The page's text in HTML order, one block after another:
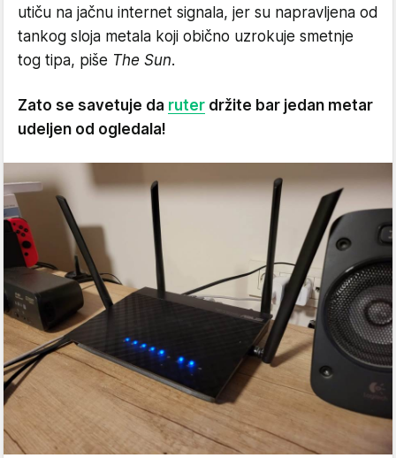
utiču na jačnu internet signala, jer su napravljena od
tankog sloja metala koji obično uzrokuje smetnje
tog tipa, piše The Sun.
Zato se savetuje da ruter držite bar jedan metar
udeljen od ogledala!